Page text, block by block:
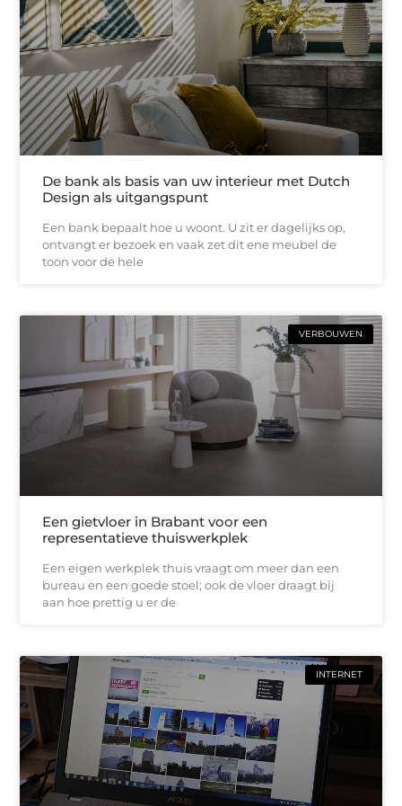
De bank als basis van uw interieur met Dutch
Design als uitgangspunt
Een bank bepaalt hoe u woont. U zit er dagelijks op,
ontvangt er bezoek en vaak zet dit ene meubel de
toon voor de hele
VERBOUWEN
Een gietvloer in Brabant voor een
representatieve thuiswerkplek
Een eigen werkplek thuis vraagt om meer dan een
bureau en een goede stoel; ook de vloer draagt bij
aan hoe prettig u er de
INTERNET